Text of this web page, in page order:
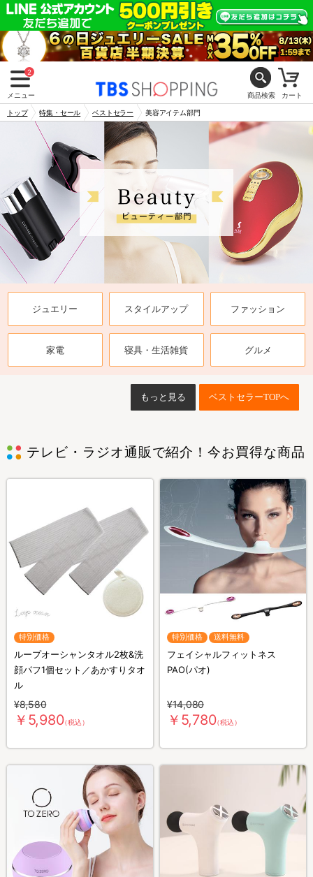
2
メニュー 商品検索 カート
トップ 特集・セール ベストセラー 美容アイテム部門
ジュエリー スタイルアップ ファッション
家電 寝具・生活雑貨 グルメ
もっと見る ベストセラーTOPへ
テレビ・ラジオ通販で紹介！今お買得な商品
特別価格
ループオーシャンタオル2枚&洗
顔パフ1個セット／あかすりタオ
ル
¥8,580
￥5,980（税込）
特別価格 送料無料
フェイシャルフィットネス
PAO(パオ)
¥14,080
￥5,780（税込）